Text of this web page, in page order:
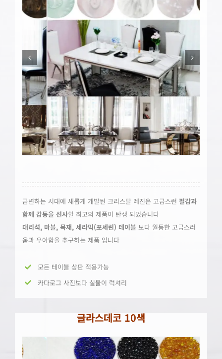
급변하는 시대에 새롭게 개발된 크리스탈 레진은 고급스런 펄감과
함께 감동을 선사할 최고의 제품이 탄생 되었습니다
대리석, 마블, 목재, 세라믹(포세린) 테이블보다 월등한 고급스러
움과 우아함을 추구하는 제품 입니다
모든 테이블 상판 적용가능
카다로그 사진보다 실물이 럭셔리
글라스데코 10색